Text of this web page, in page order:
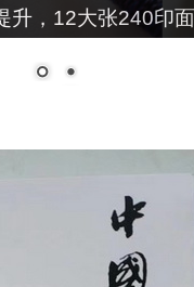
，12大张240印